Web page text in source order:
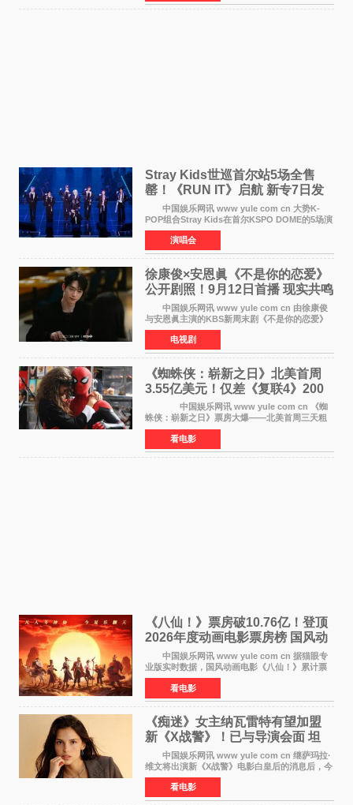
音乐，收录了成员们想着
Stray Kids世巡首尔站5场全售
罄！《RUN IT》启航 新专7日发
中国娱乐网讯 www yule com cn 大势K-
POP组合Stray Kids在首尔KSPO DOME的5场演
唱会全部售罄，为新世界巡演拉开序幕。据所属
社JYP娱乐透露，Stray Kids于上月25至26日、
29日及本月1至2日
演唱会
徐康俊×安恩眞《不是你的恋爱》
公开剧照！9月12日首播 现实共鸣
罗曼史来袭
中国娱乐网讯 www yule com cn 由徐康俊
与安恩眞主演的KBS新周末剧《不是你的恋爱》
于近日公开首波剧照，正式定档9月12日首
播。 剧照中，徐康俊与安恩眞并肩而坐，眼
神中流露出复杂而微
电视剧
《蜘蛛侠：崭新之日》北美首周
3.55亿美元！仅差《复联4》200
万 影史第二全球开画
中国娱乐网讯 www yule com cn 《蜘
蛛侠：崭新之日》票房大爆——北美首周三天粗
报3 55亿美元，仅比影史最高北美开画《复仇者
联盟4：终局之战》的3 571亿美元少200万出头，
精报调整后仍
看电影
《八仙！》票房破10.76亿！登顶
2026年度动画电影票房榜 国风动
画逆袭暑期档
中国娱乐网讯 www yule com cn 据猫眼专
业版实时数据，国风动画电影《八仙！》累计票
房突破10 76亿元，超过《熊出没·年年有熊》，
暂列2026年度动画影片票房榜冠军。该片自暑期
档登陆院线以
看电影
《痴迷》女主纳瓦雷特有望加盟
新《X战警》！已与导演会面 坦
言“魔形女一直很酷”
中国娱乐网讯 www yule com cn 继萨玛拉·
维文将出演新《X战警》电影白皇后的消息后，今
年暑期档大热恐怖片《痴迷》女主角印达·纳瓦雷
特也有望加盟这部备受瞩目的漫威新作——目前
还处于有
看电影